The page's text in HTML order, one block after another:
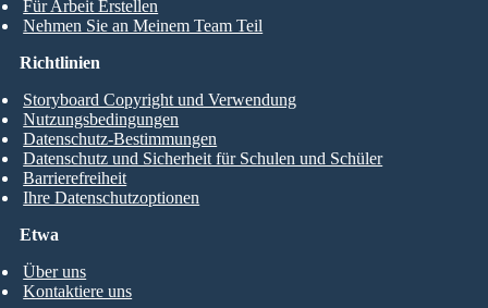
Für Arbeit Erstellen
Nehmen Sie an Meinem Team Teil
Etwa
Über uns
Kontaktiere uns
Richtlinien
Storyboard Copyright und Verwendung
Nutzungsbedingungen
Datenschutz-Bestimmungen
Datenschutz und Sicherheit für Schulen und Schüler
Barrierefreiheit
Ihre Datenschutzoptionen